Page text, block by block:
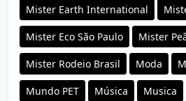
Mister Earth International
Mister Eco São Paulo Mister
Mister Rodeio Brasil Moda
Mundo PET Música Musica